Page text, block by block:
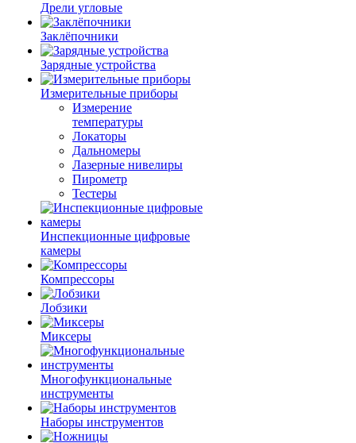
Дрели угловые
Заклёпочники
Зарядные устройства
Измерительные приборы
Измерение
температуры
Локаторы
Дальномеры
Лазерные нивелиры
Пирометр
Тестеры
Инспекционные цифровые
камеры
Компрессоры
Лобзики
Миксеры
Многофункциональные
инструменты
Наборы инструментов